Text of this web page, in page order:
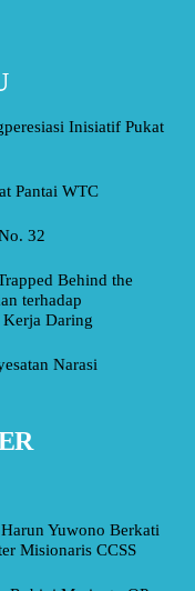
Inisiatif Pukat
Pantai WTC
32
Behind the
terhadap
Kerja Daring
Narasi
Yuwono Berkati
Misionaris CCSS